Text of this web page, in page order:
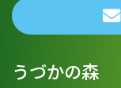
うづかの森